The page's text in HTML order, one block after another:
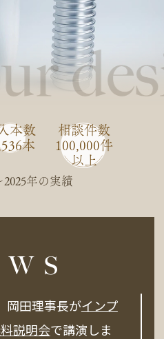
本数
本
相談件数
100,000件
以上
年の実績
岡田理事長がインプ
説明会で講演しま